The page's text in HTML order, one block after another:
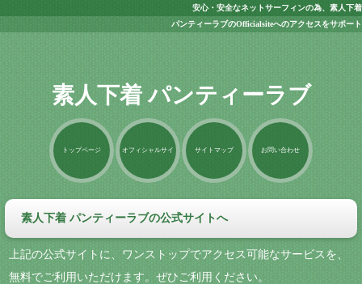
安心・安全なネットサーフィンの為、素人下着
パンティーラブのOfficialsiteへのアクセスをサポート
素人下着 パンティーラブ
トップページ オフィシャルサイ サイトマップ お問い合わせ
素人下着 パンティーラブの公式サイトへ
上記の公式サイトに、ワンストップでアクセス可能なサービスを、
無料でご利用いただけます。ぜひご利用ください。